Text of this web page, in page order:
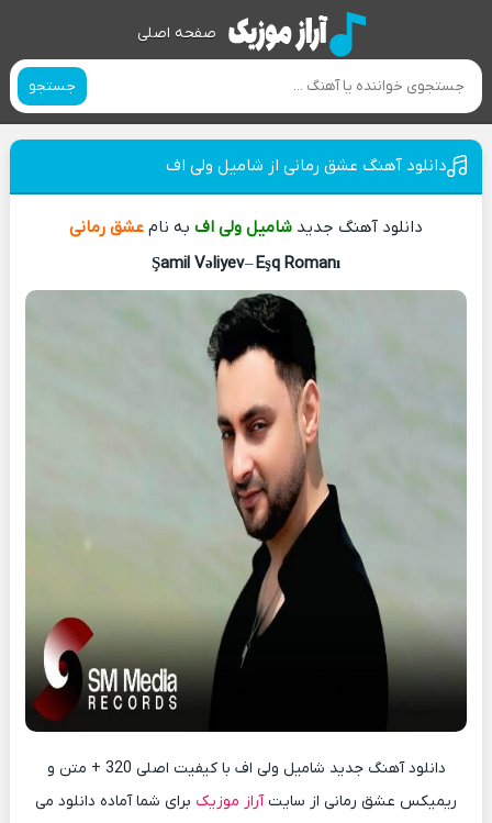
صفحه اصلی
جستجو
دانلود آهنگ عشق رمانی از شامیل ولی اف
دانلود آهنگ جدید شامیل ولی اف به نام عشق رمانی
Şamil Vəliyev–Eşq Romanı
دانلود آهنگ جدید شامیل ولی اف با کیفیت اصلی 320 + متن و
ریمیکس عشق رمانی از سایتآراز موزیک برای شما آماده دانلود می